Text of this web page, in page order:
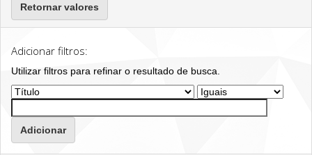
Retornar valores
Adicionar filtros:
Utilizar filtros para refinar o resultado de busca.